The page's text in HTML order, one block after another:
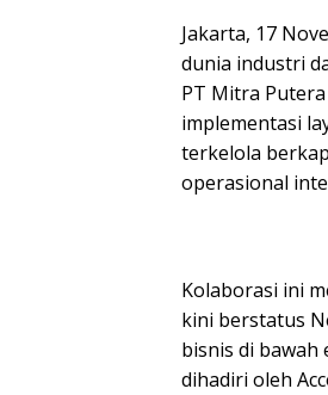
Jakarta, 17
dunia industri
PT Mitra
implementasi
terkelola
operasional
Kolaborasi ini
kini berstatus
bisnis di
dihadiri oleh